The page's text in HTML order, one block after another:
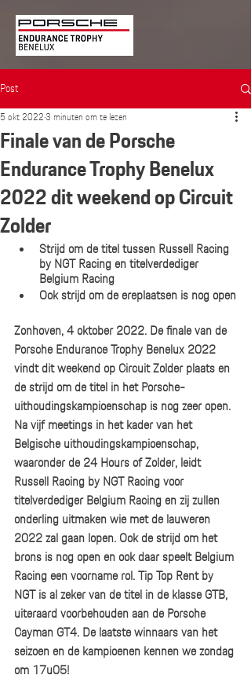
Post
Finale van de Porsche
Endurance Trophy Benelux
2022 dit weekend op Circuit
Zolder
5 okt 20223 minuten om te lezen
Strijd om de titel tussen Russell Racing
by NGT Racing en titelverdediger
Belgium Racing
Ook strijd om de ereplaatsen is nog open
Zonhoven, 4 oktober 2022. De finale van de
Porsche Endurance Trophy Benelux 2022
vindt dit weekend op Circuit Zolder plaats en
de strijd om de titel in het Porsche-
uithoudingskampioenschap is nog zeer open.
Na vijf meetings in het kader van het
Belgische uithoudingskampioenschap,
waaronder de 24 Hours of Zolder, leidt
Russell Racing by NGT Racing voor
titelverdediger Belgium Racing en zij zullen
onderling uitmaken wie met de lauweren
2022 zal gaan lopen. Ook de strijd om het
brons is nog open en ook daar speelt Belgium
Racing een voorname rol. Tip Top Rent by
NGT is al zeker van de titel in de klasse GTB,
uiteraard voorbehouden aan de Porsche
Cayman GT4. De laatste winnaars van het
seizoen en de kampioenen kennen we zondag
om 17u05!